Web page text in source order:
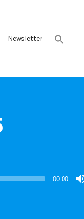
Newsletter
00:00